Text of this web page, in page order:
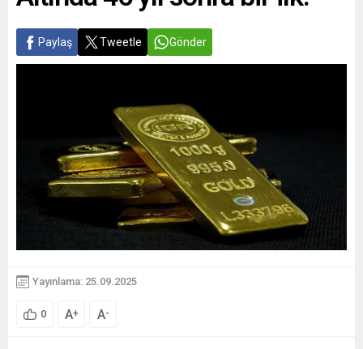
Paylaş Tweetle Gönder
Yayınlama: 25.09.2025
0 A+ A-